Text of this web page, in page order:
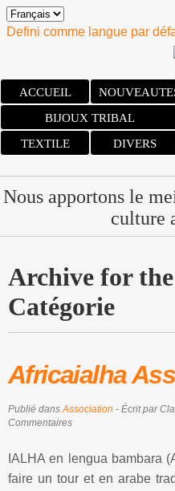
Defini comme langue par
ACCUEIL
BIJOUX TRIBAL
TEXTILE
DIVERS
Nous apportons le
culture
Archive for
Catégorie
Africaialha
Publié dansAssociation - Écrit par
Commentaires
IALHA en lengua bambara
faire un tour et en arabe